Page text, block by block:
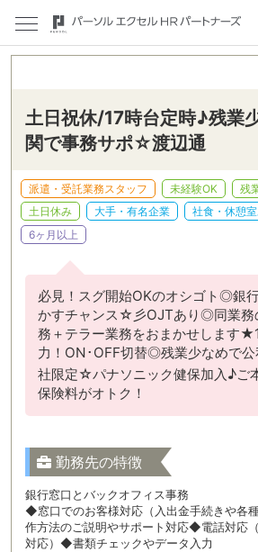
土日祝休/17時台定時♪残業
関で事務サポ☆渡辺通
派遣・受託業務スタッフ 未経験OK
残
土日休み
大手・有名企業 社食・休憩室
6ヶ月以上
必見！スグ開始OKのオシゴト◎銀
かすチャンス☆彡OJTあり◎同業務
務＋テラー業務をおまかせします
力！ON･OFF切替◎残業少なめで公
社限定☆パナソニック健保加入♪ご
保険料がオトク！
勤務先の特徴
銀行窓口とバックオフィス事務
◆窓口でのお客様対応（入出金手続きや各
作方法のご説明やサポート対応◆電話対応
対応）◆書類チェックやデータ入力